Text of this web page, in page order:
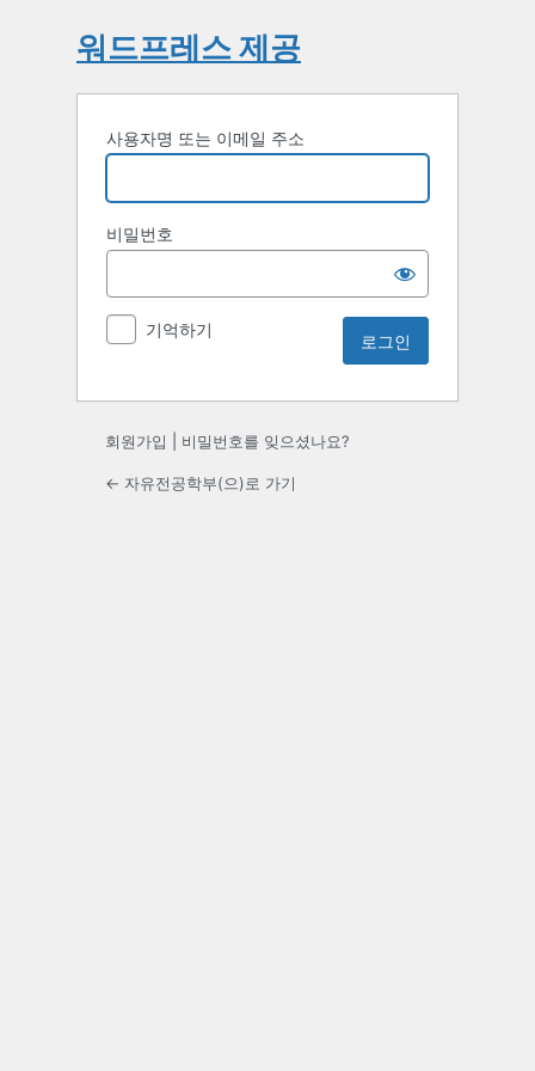
워드프레스 제공
사용자명 또는 이메일 주소
비밀번호
기억하기
회원가입 비밀번호를 잊으셨나요?
← 자유전공학부(으)로 가기